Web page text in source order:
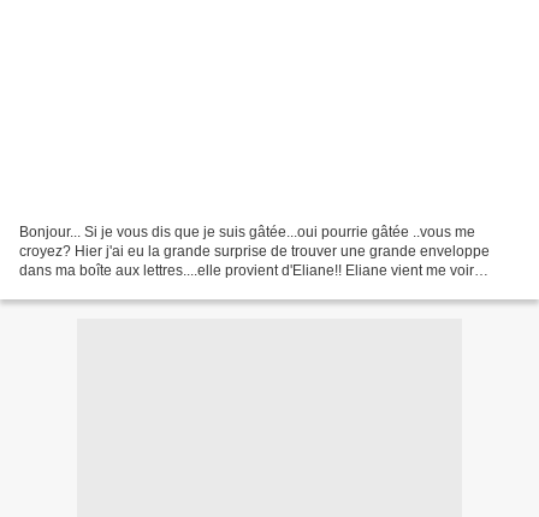
Bonjour... Si je vous dis que je suis gâtée...oui pourrie gâtée ..vous me
croyez? Hier j'ai eu la grande surprise de trouver une grande enveloppe
dans ma boîte aux lettres....elle provient d'Eliane!! Eliane vient me voir